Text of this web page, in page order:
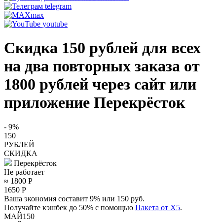
telegram
max
youtube
Скидка 150 рублей для всех
на два повторных заказа от
1800 рублей через сайт или
приложение Перекрёсток
- 9%
150
РУБЛЕЙ
СКИДКА
Перекрёсток
Не работает
≈ 1800 Р
1650 Р
Ваша экономия составит 9% или 150 руб.
Получайте кэшбек до 50% с помощью Пакета от X5.
МАЙ150